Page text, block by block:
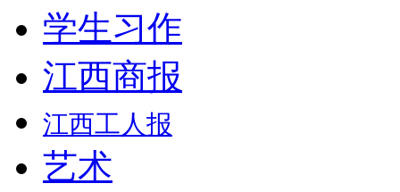
学生习作
江西商报
江西工人报
艺术